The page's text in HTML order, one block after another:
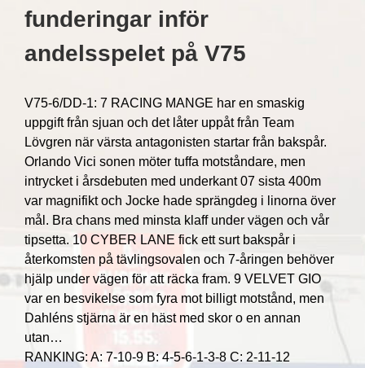
funderingar inför
andelsspelet på V75
V75-6/DD-1: 7 RACING MANGE har en smaskig
uppgift från sjuan och det låter uppåt från Team
Lövgren när värsta antagonisten startar från bakspår.
Orlando Vici sonen möter tuffa motståndare, men
intrycket i årsdebuten med underkant 07 sista 400m
var magnifikt och Jocke hade sprängdeg i linorna över
mål. Bra chans med minsta klaff under vägen och vår
tipsetta. 10 CYBER LANE fick ett surt bakspår i
återkomsten på tävlingsovalen och 7-åringen behöver
hjälp under vägen för att räcka fram. 9 VELVET GIO
var en besvikelse som fyra mot billigt motstånd, men
Dahléns stjärna är en häst med skor o en annan
utan…
RANKING: A: 7-10-9 B: 4-5-6-1-3-8 C: 2-11-12